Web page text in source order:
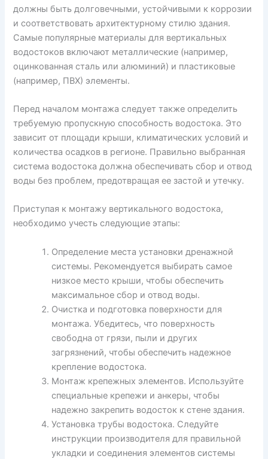
должны быть долговечными, устойчивыми к коррозии
и соответствовать архитектурному стилю здания.
Самые популярные материалы для вертикальных
водостоков включают металлические (например,
оцинкованная сталь или алюминий) и пластиковые
(например, ПВХ) элементы.
Перед началом монтажа следует также определить
требуемую пропускную способность водостока. Это
зависит от площади крыши, климатических условий и
количества осадков в регионе. Правильно выбранная
система водостока должна обеспечивать сбор и отвод
воды без проблем, предотвращая ее застой и утечку.
Приступая к монтажу вертикального водостока,
необходимо учесть следующие этапы:
Определение места установки дренажной
системы. Рекомендуется выбирать самое
низкое место крыши, чтобы обеспечить
максимальное сбор и отвод воды.
Очистка и подготовка поверхности для
монтажа. Убедитесь, что поверхность
свободна от грязи, пыли и других
загрязнений, чтобы обеспечить надежное
крепление водостока.
Монтаж крепежных элементов. Используйте
специальные крепежи и анкеры, чтобы
надежно закрепить водосток к стене здания.
Установка трубы водостока. Следуйте
инструкции производителя для правильной
укладки и соединения элементов системы